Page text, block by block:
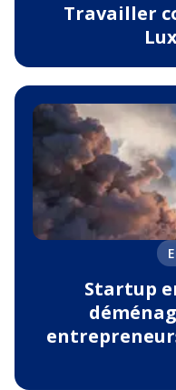
Travailler
Startup